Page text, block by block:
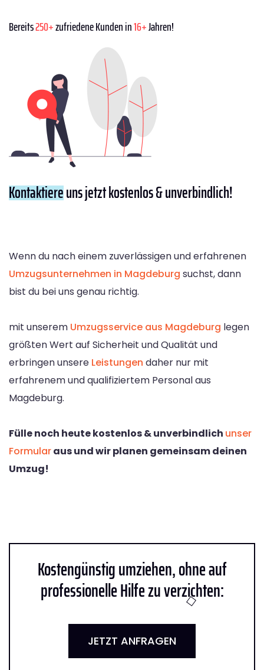
Bereits250+zufriedene Kunden in16+Jahren!
Kontaktiereuns jetzt kostenlos & unverbindlich!
Wenn du nach einem zuverlässigen und erfahrenen
Umzugsunternehmen in Magdeburg suchst, dann
bist du bei uns genau richtig.
mit unserem Umzugsservice aus Magdeburg legen
größten Wert auf Sicherheit und Qualität und
erbringen unsere Leistungen daher nur mit
erfahrenem und qualifiziertem Personal aus
Magdeburg.
Fülle noch heute kostenlos & unverbindlich unser
Formularaus und wir planen gemeinsam deinen
Umzug!
Kostengünstig umziehen, ohne auf
professionelle Hilfe zu verzichten:
JETZT ANFRAGEN